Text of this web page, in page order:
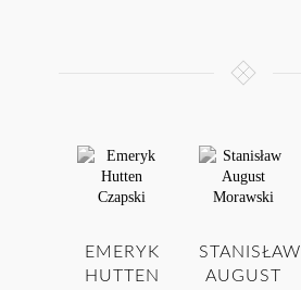
EMERYK
HUTTEN
STANISŁAW
AUGUST